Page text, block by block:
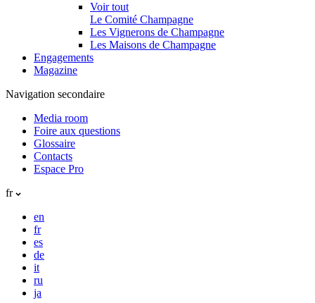
Voir tout
Le Comité Champagne
Les Vignerons de Champagne
Les Maisons de Champagne
Engagements
Magazine
Navigation secondaire
Media room
Foire aux questions
Glossaire
Contacts
Espace Pro
fr
en
fr
es
de
it
ru
ja